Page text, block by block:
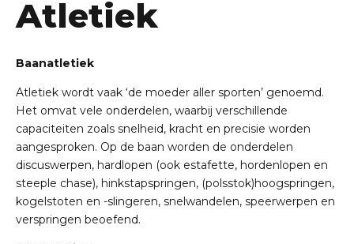
Atletiek
Baanatletiek
Atletiek wordt vaak ‘de moeder aller sporten’ genoemd.
Het omvat vele onderdelen, waarbij verschillende
capaciteiten zoals snelheid, kracht en precisie worden
aangesproken. Op de baan worden de onderdelen
discuswerpen, hardlopen (ook estafette, hordenlopen en
steeple chase), hinkstapspringen, (polsstok)hoogspringen,
kogelstoten en -slingeren, snelwandelen, speerwerpen en
verspringen beoefend.